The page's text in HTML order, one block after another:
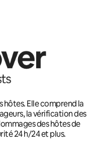
hôtes. Elle comprend la
la vérification des
des hôtes de
24 h/24 et plus.